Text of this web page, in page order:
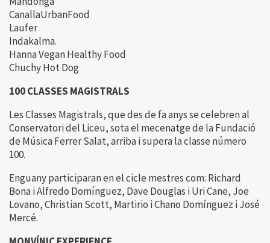
CanallaUrbanFood
Laufer
Indakalma.
Hanna Vegan Healthy Food
Chuchy Hot Dog
100 CLASSES MAGISTRALS
Les Classes Magistrals, que des de fa anys se celebren al
Conservatori del Liceu, sota el mecenatge de la Fundació
de Música Ferrer Salat, arriba i supera la classe número
100.
Enguany participaran en el cicle mestres com: Richard
Bona i Alfredo Domínguez, Dave Douglas i Uri Cane, Joe
Lovano, Christian Scott, Martirio i Chano Domínguez i José
Mercé.